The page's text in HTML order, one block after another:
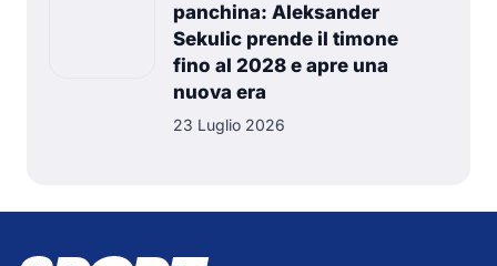
panchina: Aleksander
Sekulic prende il timone
fino al 2028 e apre una
nuova era
23 Luglio 2026